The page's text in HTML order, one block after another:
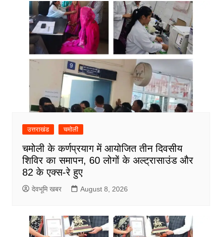
उत्तराखंड चमोली
चमोली के कर्णप्रयाग में आयोजित तीन दिवसीय
शिविर का समापन, 60 लोगों के अल्ट्रासाउंड और
82 के एक्स-रे हुए
देवभूमि खबर August 8, 2026